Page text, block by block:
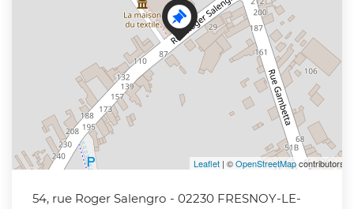
Leaflet | ©OpenStreetMapcontributors
54, rue Roger Salengro - 02230 FRESNOY-LE-